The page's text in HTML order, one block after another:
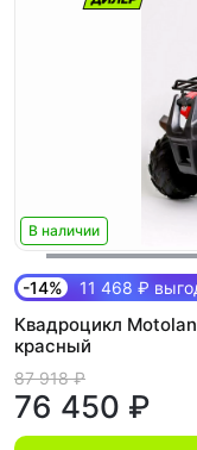
В наличии
-14% 11 468 ₽
Квадроцикл
красный
87 918 ₽
76 450 ₽